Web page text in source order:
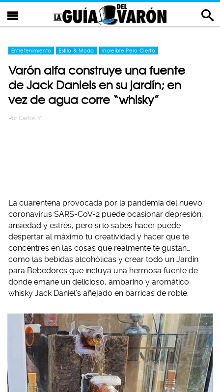
Entretenimiento Estilo & Moda Increíble Pero Cierto
Varón alfa construye una fuente
de Jack Daniels en su jardín; en
vez de agua corre “whisky”
Por Carlos Y
La cuarentena provocada por la pandemia del nuevo
coronavirus SARS-CoV-2 puede ocasionar depresión,
ansiedad y estrés, pero si lo sabes hacer puede
despertar al máximo tu creatividad y hacer que te
concentres en las cosas que realmente te gustan…
como las bebidas alcohólicas y crear todo un Jardín
para Bebedores que incluya una hermosa fuente de
donde emane un delicioso, ambarino y aromático
whisky Jack Daniel’s añejado en barricas de roble.